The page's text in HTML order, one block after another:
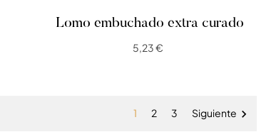
Lomo embuchado extra curado
5,23 €
1 2 3 Siguiente 